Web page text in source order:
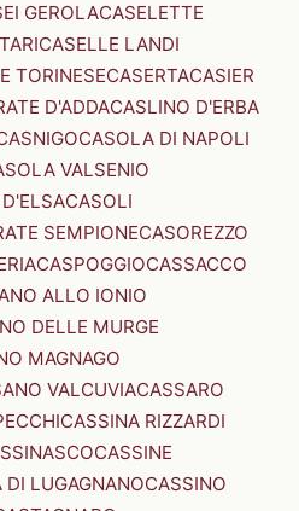
GEROLACASELETTE
CASELLE LANDI
TORINESECASERTACASIER
D'ADDACASLINO D'ERBA
CASOLA DI NAPOLI
VALSENIO
CASOLI
SEMPIONECASOREZZO
CASPOGGIOCASSACCO
ALLO IONIO
DELLE MURGE
MAGNAGO
VALCUVIACASSARO
CASSINA RIZZARDI
CASSINE
DI LUGAGNANOCASSINO